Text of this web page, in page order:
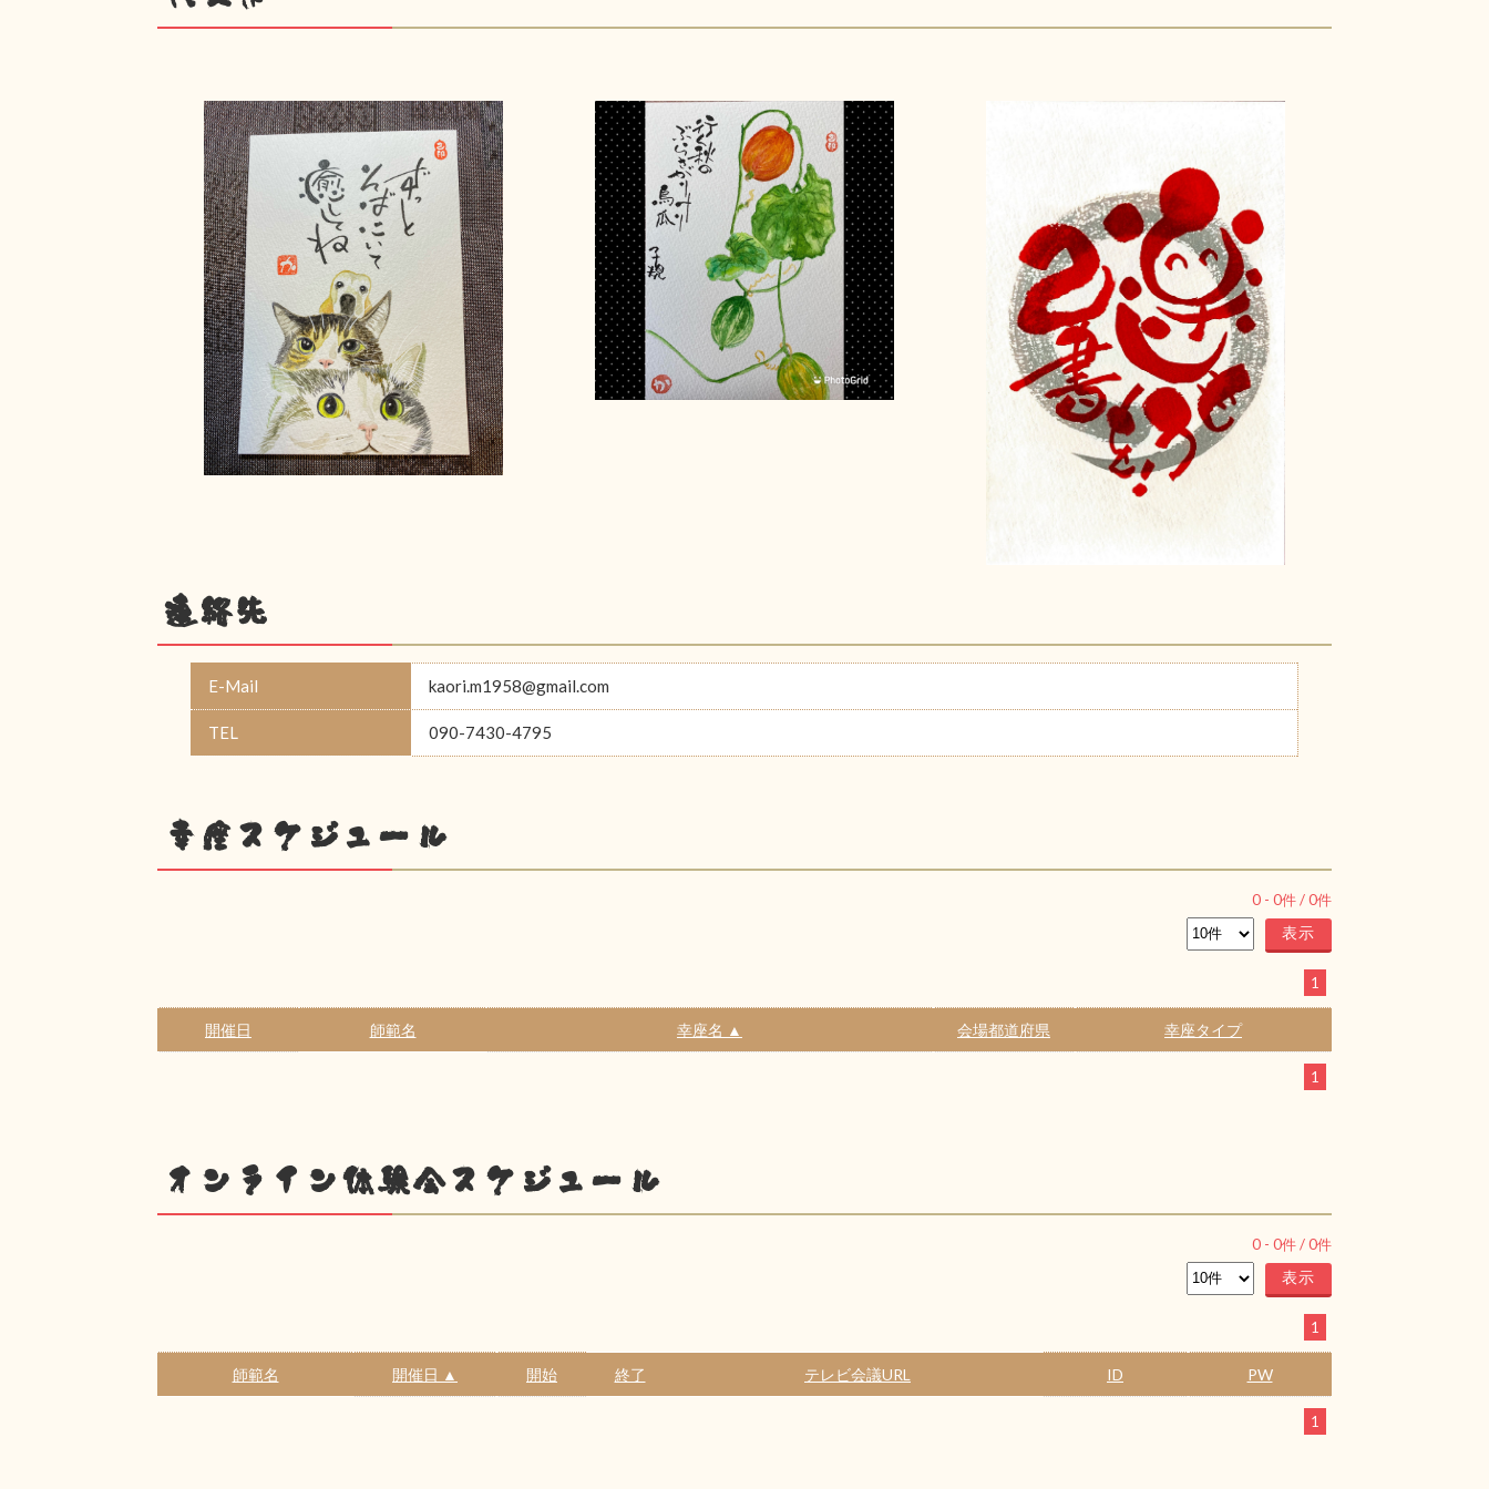
連絡先
E-Mail kaori.m1958@gmail.com
TEL 090-7430-4795
幸座スケジュール
0 - 0件 /0件
1
開催日 師範名 幸座名 ▲ 会場都道府県 幸座タイプ
1
オンライン体験会スケジュール
0 - 0件 /0件
1
師範名 開催日 ▲ 開始 終了 テレビ会議URL ID PW
1